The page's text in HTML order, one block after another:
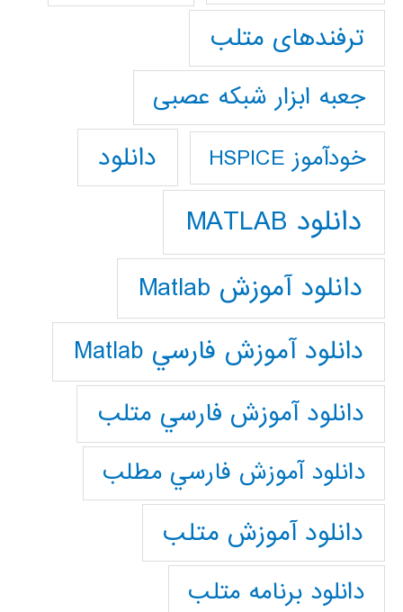
ترفندهای متلب
جعبه ابزار شبکه عصبی
خودآموز HSPICE دانلود
دانلود MATLAB
دانلود آموزش Matlab
دانلود آموزش فارسي Matlab
دانلود آموزش فارسي متلب
دانلود آموزش فارسي مطلب
دانلود آموزش متلب
دانلود برنامه متلب